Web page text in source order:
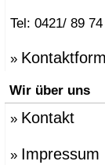
Tel: 0421/ 89
»
Wir über uns
» Kontakt
» Impressum